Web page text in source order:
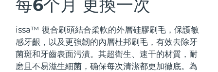
每6个月 更換一次
issa™ 復合刷頭結合柔軟的外層硅膠刷毛，保護敏
感牙齦，以及更強韌的內層杜邦刷毛，有效去除牙
菌斑和牙齒表面污漬。其超衛生、速干的材質，耐
磨且不易滋生細菌，确保每次清潔都更加徹底。為